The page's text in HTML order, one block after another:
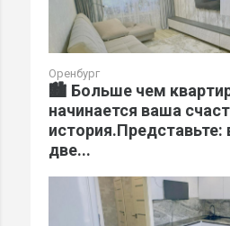
Оренбург
🏙️ Больше чем
начинается ваша
две...